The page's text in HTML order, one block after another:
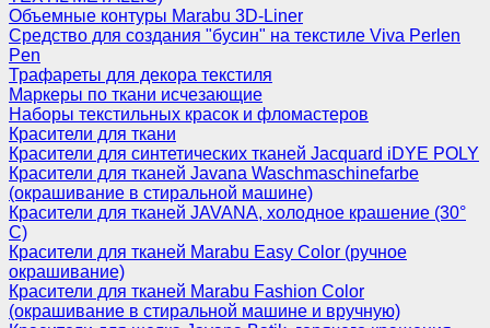
Объемные контуры Marabu 3D-Liner
Средство для создания "бусин" на текстиле Viva Perlen
Pen
Трафареты для декора текстиля
Маркеры по ткани исчезающие
Наборы текстильных красок и фломастеров
Красители для ткани
Красители для синтетических тканей Jacquard iDYE POLY
Красители для тканей Javana Waschmaschinefarbe
(окрашивание в стиральной машине)
Красители для тканей JAVANA, холодное крашение (30°
С)
Красители для тканей Marabu Easy Color (ручное
окрашивание)
Красители для тканей Marabu Fashion Color
(окрашивание в стиральной машине и вручную)